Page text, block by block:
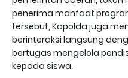
penerima manfaat
tersebut, Kapolda juga
berinteraksi langsung
bertugas mengelola
kepada siswa.